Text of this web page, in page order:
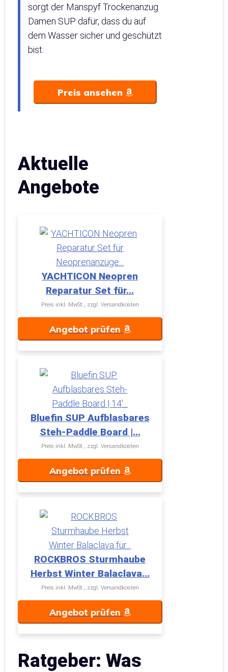
sorgt der Manspyf Trockenanzug
Damen SUP dafür, dass du auf
dem Wasser sicher und geschützt
bist.
Preis ansehen
Aktuelle
Angebote
YACHTICON Neopren
Reparatur Set für...
Preis inkl. MwSt., zzgl. Versandkosten
Angebot prüfen
Bluefin SUP Aufblasbares
Steh-Paddle Board |...
Preis inkl. MwSt., zzgl. Versandkosten
Angebot prüfen
ROCKBROS Sturmhaube
Herbst Winter Balaclava...
Preis inkl. MwSt., zzgl. Versandkosten
Angebot prüfen
Ratgeber: Was